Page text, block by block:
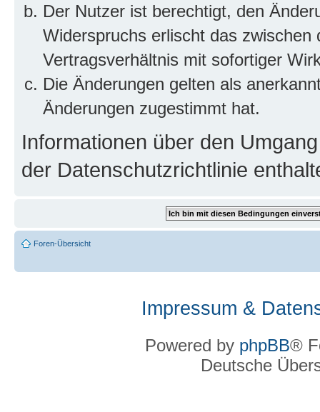
Der Nutzer ist berechtigt, den
Widerspruchs erlischt das
Vertragsverhältnis mit sofortiger
Die Änderungen gelten als
Änderungen zugestimmt hat.
Informationen über den
der Datenschutzrichtlinie
Foren-Übersicht
Impressum &
Powered by phpBB®
Deutsche